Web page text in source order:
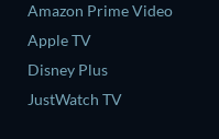
Amazon Prime Video
Apple TV
Disney Plus
JustWatch TV